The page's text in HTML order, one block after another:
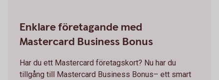
Enklare företagande med
Mastercard Business Bonus
Har du ett Mastercard företagskort? Nu har du
tillgång till Mastercard Business Bonus– ett smart